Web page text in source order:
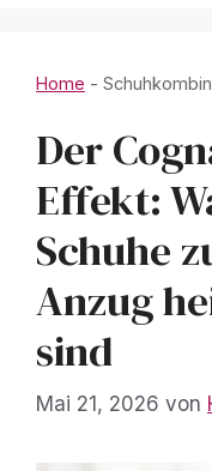
Home -
Der
Effekt:
Schuhe
Anzug
sind
Mai 21, 2026 von